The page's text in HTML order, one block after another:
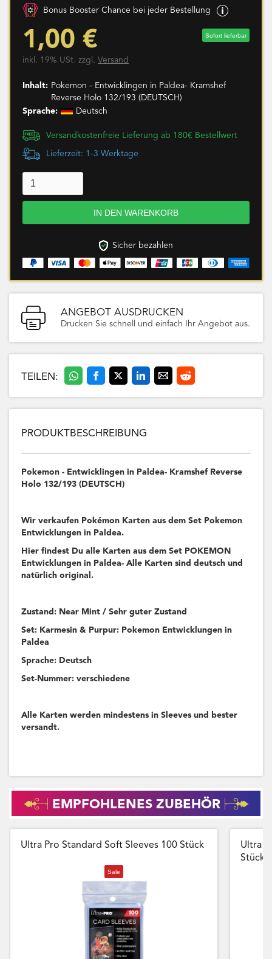
Bonus Booster Chance bei jeder Bestellung
1,00 € Sofort lieferbar
inkl. 19% USt. zzgl. Versand
Inhalt: Pokemon - Entwicklingen in Paldea- Kramshef
Reverse Holo 132/193 (DEUTSCH)
Sprache:
Deutsch
Versandkostenfreie Lieferung ab 180€ Bestellwert
Lieferzeit: 1-3 Werktage
Sicher bezahlen
ANGEBOT AUSDRUCKEN
Drucken Sie schnell und einfach Ihr Angebot aus.
TEILEN:
PRODUKTBESCHREIBUNG
Pokemon - Entwicklingen in Paldea- Kramshef Reverse
Holo 132/193 (DEUTSCH)
Wir verkaufen Pokémon Karten aus dem Set Pokemon
Entwicklungen in Paldea.
Hier findest Du alle Karten aus dem Set POKEMON
Entwicklungen in Paldea- Alle Karten sind deutsch und
natürlich original.
Zustand: Near Mint / Sehr guter Zustand
Set: Karmesin & Purpur: Pokemon Entwicklungen in
Paldea
Sprache: Deutsch
Set-Nummer: verschiedene
Alle Karten werden mindestens in Sleeves und bester
versandt.
EMPFOHLENES ZUBEHÖR
Ultra Pro Standard Soft Sleeves 100 Stück
Sale
Ultra
Stück